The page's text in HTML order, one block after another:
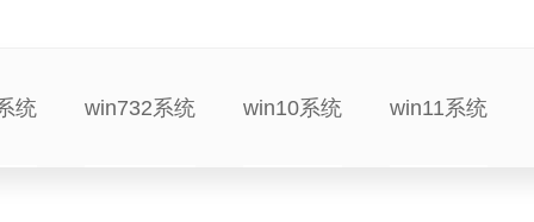
统 win732系统 win10系统 win11系统